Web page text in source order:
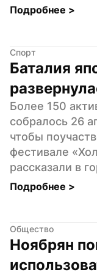
Подробнее >
Спорт
Баталия
Более 150
собралось 26
чтобы
фестивале
рассказали в
Подробнее >
Общество
Ноябрян